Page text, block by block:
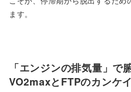
ます。
「エンジンの排気量」で
VO2maxとFTPのカンケイ